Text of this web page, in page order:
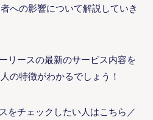
への影響について解説していき
リースの最新のサービス内容を
の特徴がわかるでしょう！
をチェックしたい人はこちら／